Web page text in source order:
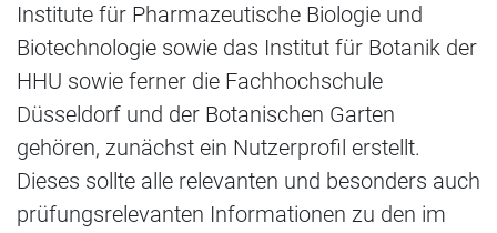
Institute für Pharmazeutische Biologie und
Biotechnologie sowie das Institut für Botanik der
HHU sowie ferner die Fachhochschule
Düsseldorf und der Botanischen Garten
gehören, zunächst ein Nutzerprofil erstellt.
Dieses sollte alle relevanten und besonders auch
prüfungsrelevanten Informationen zu den im